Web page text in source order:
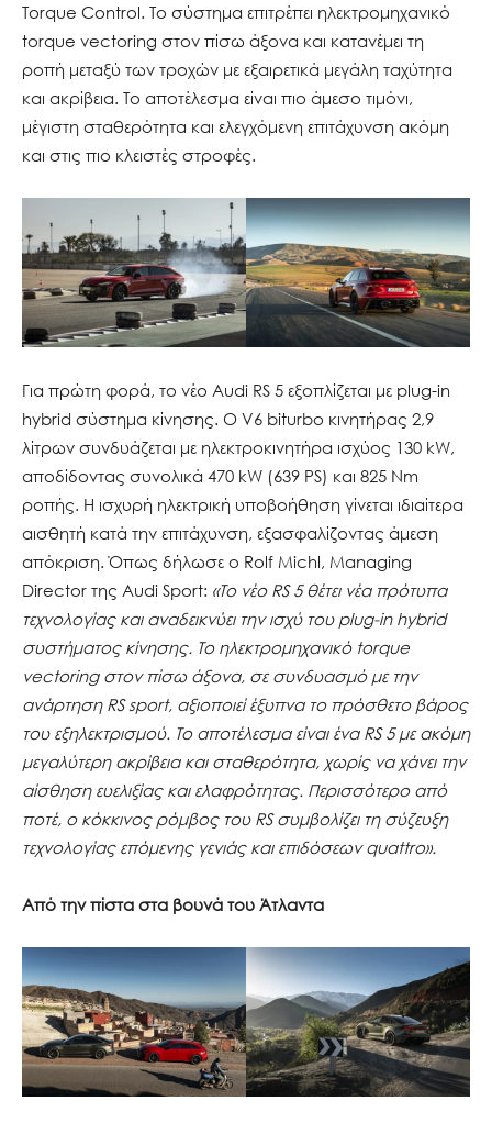
Torque Control. Το σύστημα επιτρέπει ηλεκτρομηχανικό
torque vectoring στον πίσω άξονα και κατανέμει τη
ροπή μεταξύ των τροχών με εξαιρετικά μεγάλη ταχύτητα
και ακρίβεια. Το αποτέλεσμα είναι πιο άμεσο τιμόνι,
μέγιστη σταθερότητα και ελεγχόμενη επιτάχυνση ακόμη
και στις πιο κλειστές στροφές.
Για πρώτη φορά, το νέο Audi RS 5 εξοπλίζεται με plug-in
hybrid σύστημα κίνησης. Ο V6 biturbo κινητήρας 2,9
λίτρων συνδυάζεται με ηλεκτροκινητήρα ισχύος 130 kW,
αποδίδοντας συνολικά 470 kW (639 PS) και 825 Nm
ροπής. Η ισχυρή ηλεκτρική υποβοήθηση γίνεται ιδιαίτερα
αισθητή κατά την επιτάχυνση, εξασφαλίζοντας άμεση
απόκριση. Όπως δήλωσε ο Rolf Michl, Managing
Director της Audi Sport: «Το νέο RS 5 θέτει νέα πρότυπα
τεχνολογίας και αναδεικνύει την ισχύ του plug-in hybrid
συστήματος κίνησης. Το ηλεκτρομηχανικό torque
vectoring στον πίσω άξονα, σε συνδυασμό με την
ανάρτηση RS sport, αξιοποιεί έξυπνα το πρόσθετο βάρος
του εξηλεκτρισμού. Το αποτέλεσμα είναι ένα RS 5 με ακόμη
μεγαλύτερη ακρίβεια και σταθερότητα, χωρίς να χάνει την
αίσθηση ευελιξίας και ελαφρότητας. Περισσότερο από
ποτέ, ο κόκκινος ρόμβος του RS συμβολίζει τη σύζευξη
τεχνολογίας επόμενης γενιάς και επιδόσεων quattro».
Από την πίστα στα βουνά του Άτλαντα